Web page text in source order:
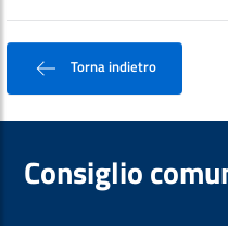
Torna indietro
Consiglio